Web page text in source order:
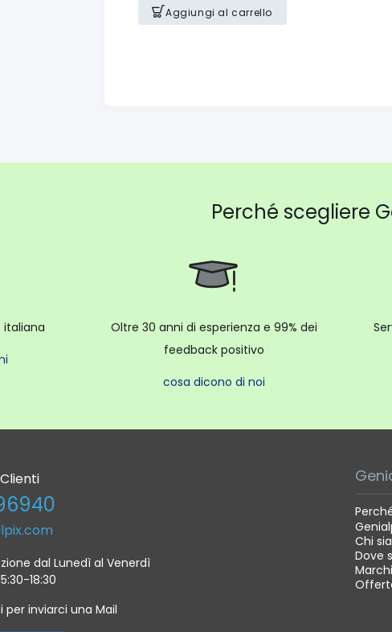
Aggiungi al carrello
Perché scegliere
italiana
Oltre 30 anni di esperienza e 99% dei
feedback positivo
cosa dicono di noi
dal Lunedì al Venerdì
18:30
per inviarci una Mail
Chi
Dove